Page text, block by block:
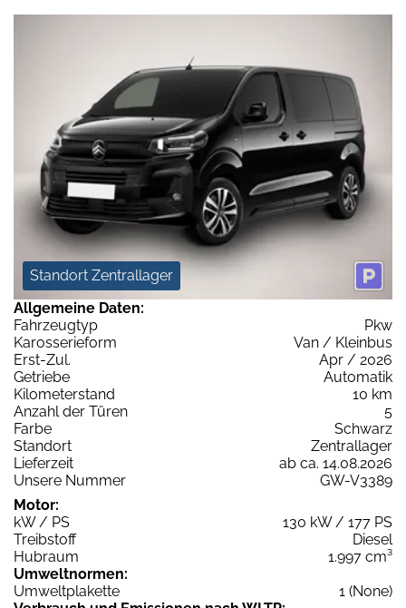
Standort Zentrallager
Allgemeine Daten:
Fahrzeugtyp
Pkw
Karosserieform
Van / Kleinbus
Erst-Zul.
Apr / 2026
Getriebe
Automatik
Kilometerstand
10 km
Anzahl der Türen
5
Farbe
Schwarz
Standort
Zentrallager
Lieferzeit
ab ca. 14.08.2026
Unsere Nummer
GW-V3389
Motor:
kW / PS
130 kW / 177 PS
Treibstoff
Diesel
Hubraum
1.997 cm³
Umweltnormen:
Umweltplakette
1 (None)